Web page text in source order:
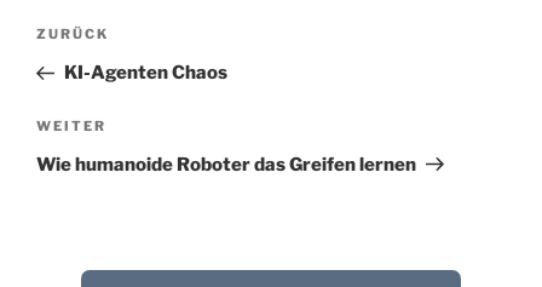
Beitragsnavigation
Vorheriger
Beitrag
ZURÜCK
KI-Agenten Chaos
Nächster
Beitrag
WEITER
Wie humanoide Roboter das Greifen lernen